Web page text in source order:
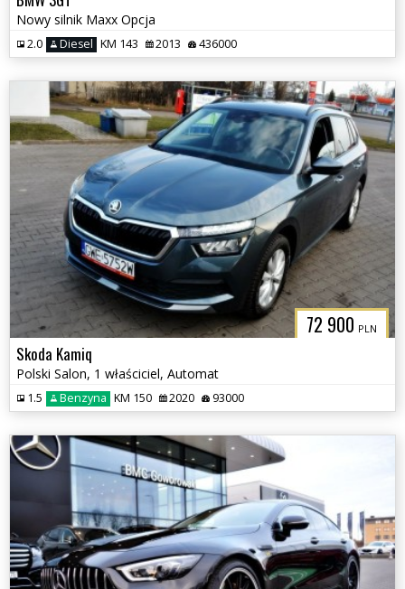
Nowy silnik Maxx Opcja
2.0 Diesel KM 143 2013 436000
72 900 PLN
Skoda Kamiq
Polski Salon, 1 właściciel, Automat
1.5 Benzyna KM 150 2020 93000